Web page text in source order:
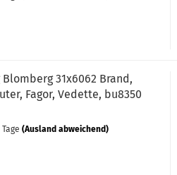
31x6062 Brand,
Fagor, Vedette, bu8350
(Ausland abweichend)